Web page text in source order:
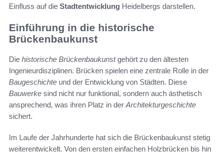
Einfluss auf die Stadtentwicklung Heidelbergs darstellen.
Einführung in die historische
Brückenbaukunst
Die historische Brückenbaukunstgehört zu den ältesten
Ingenieurdisziplinen. Brücken spielen eine zentrale Rolle in der
Baugeschichte und der Entwicklung von Städten. Diese
Bauwerke sind nicht nur funktional, sondern auch ästhetisch
ansprechend, was ihren Platz in der Architekturgeschichte
sichert.
Im Laufe der Jahrhunderte hat sich die Brückenbaukunst stetig
weiterentwickelt. Von den ersten einfachen Holzbrücken bis hin